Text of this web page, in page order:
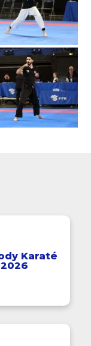
Karaté